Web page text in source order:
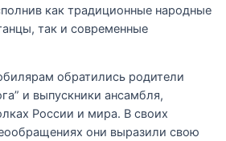
как традиционные народные
так и современные
обратились родители
и выпускники ансамбля,
России и мира. В своих
они выразили свою